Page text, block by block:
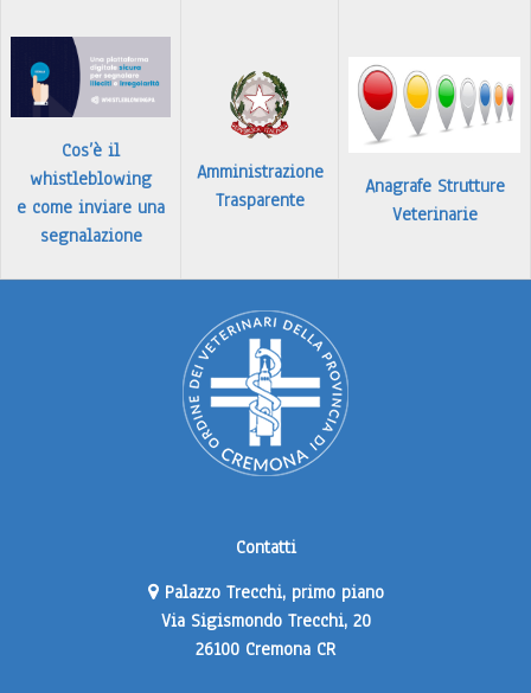
Cos’è il
whistleblowing
e come inviare una
segnalazione
Amministrazione
Trasparente
Anagrafe Strutture
Veterinarie
Contatti
Palazzo Trecchi, primo piano
Via Sigismondo Trecchi, 20
26100 Cremona CR